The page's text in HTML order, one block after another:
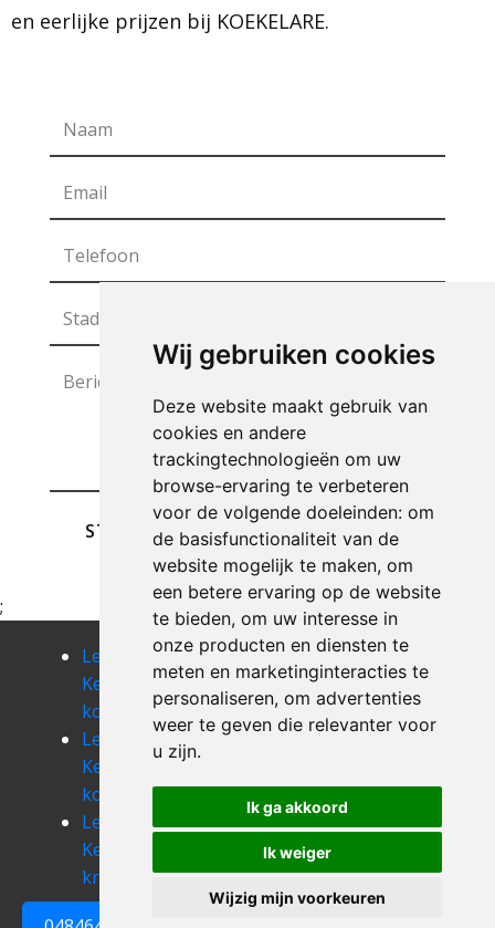
Wij gebruiken cookies
Deze website maakt gebruik van
cookies en andere
trackingtechnologieën om uw
browse-ervaring te verbeteren
voor de volgende doeleinden: om
de basisfunctionaliteit van de
website mogelijk te maken, om
een betere ervaring op de website
te bieden, om uw interesse in
onze producten en diensten te
meten en marketinginteracties te
personaliseren, om advertenties
weer te geven die relevanter voor
u zijn.
Ik ga akkoord
Ik weiger
Wijzig mijn voorkeuren
0484648161
en eerlijke prijzen bij KOEKELARE.
STUREN
;
Leegmaken
Kelder
koksijde
Leegmaken
Kelder
kooigem
Leegmaken
Kelder
koolkerke
Leegmaken
Kelder
koolskamp
Leegmaken
kortemark
Leegmaken
kortrijk
Leegmaken
Kelder
krombeke
Leegmaken
kuurne
Leegmaken
Kelder
lampernisse